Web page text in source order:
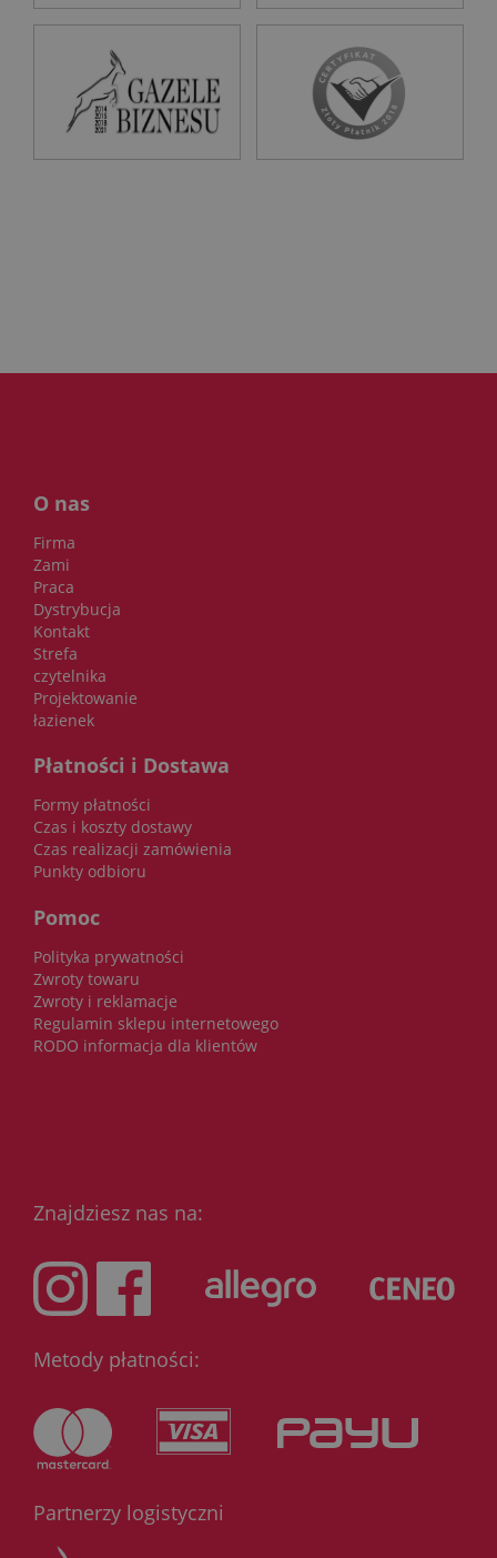
O nas
Firma
Zami
Praca
Dystrybucja
Kontakt
Strefa
czytelnika
Projektowanie
łazienek
Płatności i Dostawa
Formy płatności
Czas i koszty dostawy
Czas realizacji zamówienia
Punkty odbioru
Pomoc
Polityka prywatności
Zwroty towaru
Zwroty i reklamacje
Regulamin sklepu internetowego
RODO informacja dla klientów
Znajdziesz nas na:
Metody płatności:
Partnerzy logistyczni